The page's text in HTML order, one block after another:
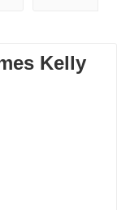
Kelly